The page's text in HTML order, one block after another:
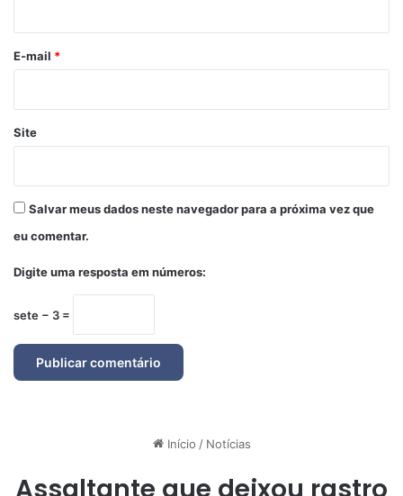
*
E-mail *
Site
Salvar meus dados neste navegador para a próxima vez que
eu comentar.
Digite uma resposta em números:
sete − 3 =